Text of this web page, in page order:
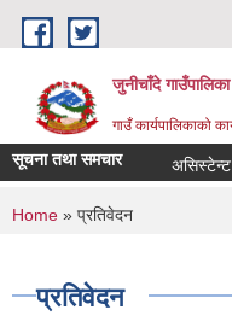
Skip to main content
जुनीचाँदे गाउँपालिका
गाउँ कार्यपालिकाको
सूचना तथा समचार असिस्टेन्ट
You are here
Home » प्रतिवेदन
प्रतिवेदन